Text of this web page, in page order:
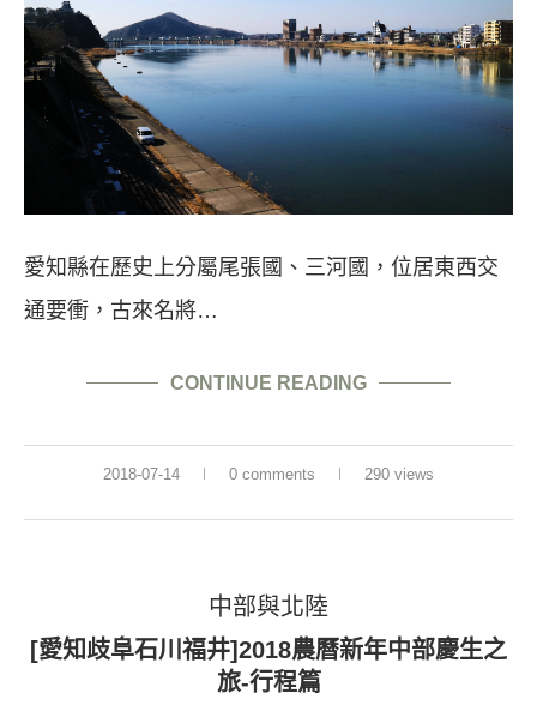
愛知縣在歷史上分屬尾張國、三河國，位居東西交
通要衝，古來名將…
CONTINUE READING
2018-07-14 0 comments 290 views
中部與北陸
[愛知歧阜石川福井]2018農曆新年中部慶生之
旅-行程篇